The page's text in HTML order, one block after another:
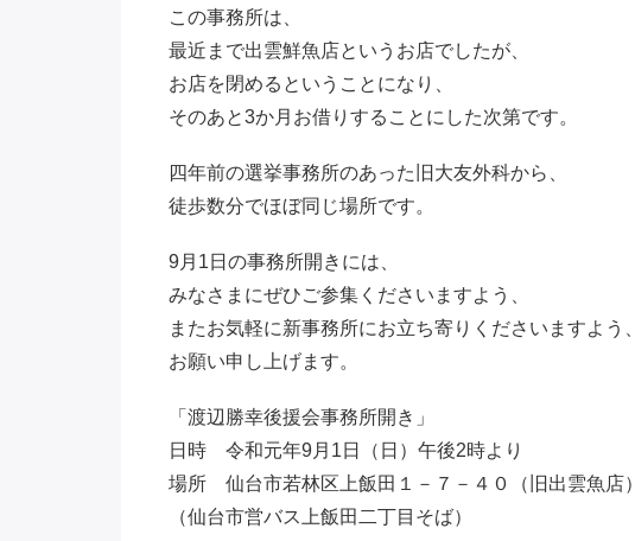
この事務所は、
最近まで出雲鮮魚店というお店でしたが、
お店を閉めるということになり、
そのあと3か月お借りすることにした次第です。
四年前の選挙事務所のあった旧大友外科から、
徒歩数分でほぼ同じ場所です。
9月1日の事務所開きには、
みなさまにぜひご参集くださいますよう、
またお気軽に新事務所にお立ち寄りくださいますよう、
お願い申し上げます。
「渡辺勝幸後援会事務所開き」
日時 令和元年9月1日（日）午後2時より
場所 仙台市若林区上飯田１－７－４０（旧出雲魚店）
（仙台市営バス上飯田二丁目そば）